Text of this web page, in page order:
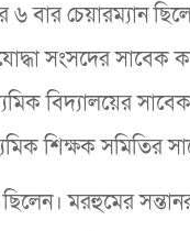
চেয়ারম্যান
সংসদের সাবেক
বিদ্যালয়ের
শিক্ষক সমিতির
মরহুমের